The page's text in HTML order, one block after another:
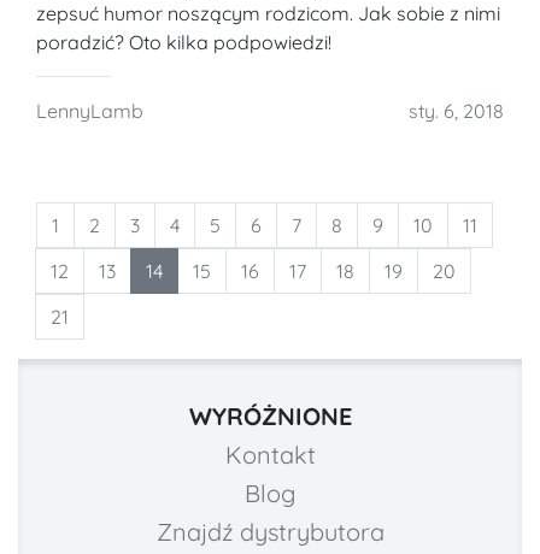
zepsuć humor noszącym rodzicom. Jak sobie z nimi
poradzić? Oto kilka podpowiedzi!
LennyLamb sty. 6, 2018
1 2 3 4 5 6 7 8 9 10
11
12
13 14 15 16 17 18 19
20
21
WYRÓŻNIONE
Kontakt
Blog
Znajdź dystrybutora